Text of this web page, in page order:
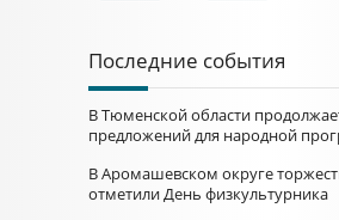
Последние события
В Тюменской области
предложений для народной
В Аромашевском округе
отметили День физкультурника